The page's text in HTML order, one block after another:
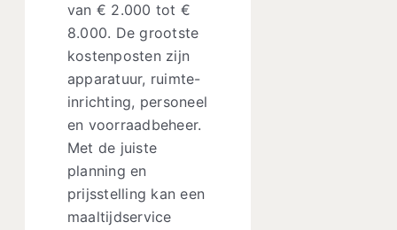
van € 2.000 tot €
8.000. De grootste
kostenposten zijn
apparatuur, ruimte-
inrichting, personeel
en voorraadbeheer.
Met de juiste
planning en
prijsstelling kan een
maaltijdservice